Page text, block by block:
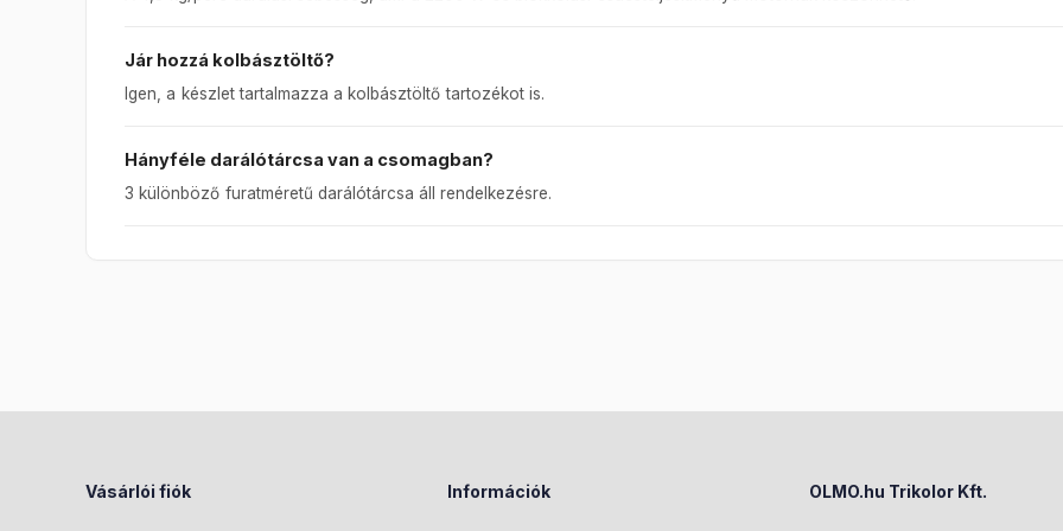
Jár hozzá kolbásztöltő?
Igen, a készlet tartalmazza a kolbásztöltő tartozékot is.
Hányféle darálótárcsa van a csomagban?
3 különböző furatméretű darálótárcsa áll rendelkezésre.
Vásárlói fiók Információk OLMO.hu Trikolor Kft.